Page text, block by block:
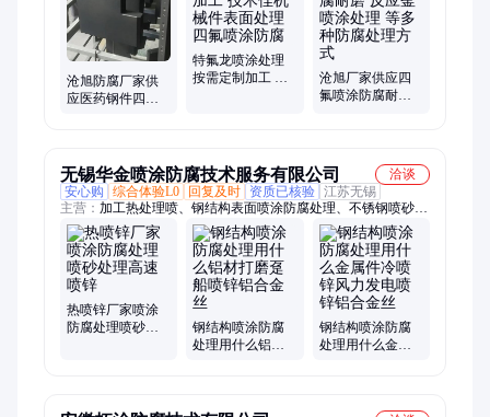
沧旭防腐厂家供
应医药钢件四氟
特氟龙喷涂处理
按需定制加工 技
沧旭厂家供应四
氟喷涂防腐耐磨
无锡华金喷涂防腐技术服务有限公司
洽谈
安心购
综合体验L0 回复及时 资质已核验 江苏无锡
主营： 加工热处理喷、钢结构表面喷涂防腐处理、不锈钢喷砂处
理、热喷涂防腐处理、热处理、喷锌喷铝喷漆、热喷镍基合金、
钢结构翻新
热喷锌厂家喷涂
防腐处理喷砂处
钢结构喷涂防腐
处理用什么铝材
钢结构喷涂防腐
处理用什么金属